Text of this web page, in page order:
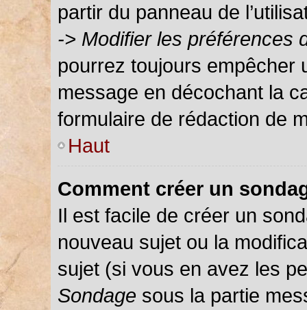
partir du panneau de
-> Modifier les préférences
pourrez toujours empêcher
message en décochant la
formulaire de rédaction de
Haut
Comment créer un
Il est facile de créer un
nouveau sujet ou la
sujet (si vous en avez les
Sondage sous la partie